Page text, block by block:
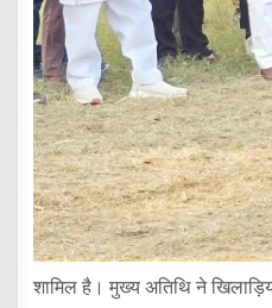
शामिल है। मुख्य अतिथि ने